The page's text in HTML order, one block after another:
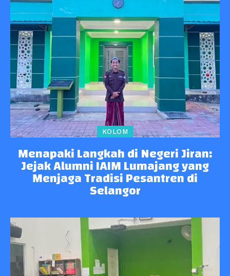
KOLOM
Menapaki Langkah di Negeri Jiran:
Jejak Alumni IAIM Lumajang yang
Menjaga Tradisi Pesantren di
Selangor